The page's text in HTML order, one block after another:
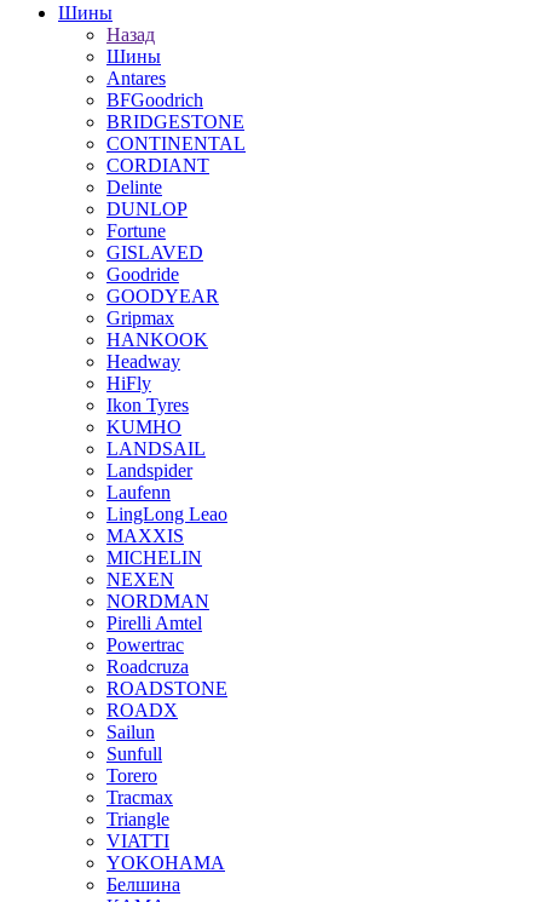
Шины
Назад
Шины
Antares
BFGoodrich
BRIDGESTONE
CONTINENTAL
CORDIANT
Delinte
DUNLOP
Fortune
GISLAVED
Goodride
GOODYEAR
Gripmax
HANKOOK
Headway
HiFly
Ikon Tyres
KUMHO
LANDSAIL
Landspider
Laufenn
LingLong Leao
MAXXIS
MICHELIN
NEXEN
NORDMAN
Pirelli Amtel
Powertrac
Roadcruza
ROADSTONE
ROADX
Sailun
Sunfull
Torero
Tracmax
Triangle
VIATTI
YOKOHAMA
Белшина